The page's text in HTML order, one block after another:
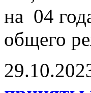
на 04
общего